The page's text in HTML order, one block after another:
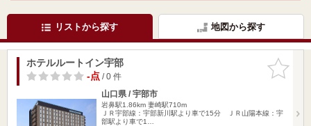
リストから探す 地図から探す
お気に入
りに追加
ホテルルートイン宇部
-点/ 0 件
山口県 / 宇部市
岩鼻駅1.86km 妻崎駅710m
ＪＲ宇部線：宇部新川駅より車で15分 ＪＲ山陽本線：宇
部駅より車で1…